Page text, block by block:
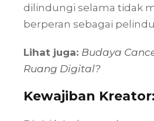
dilindungi selama tidak
berperan sebagai
Lihat juga: Budaya
Ruang Digital?
Kewajiban